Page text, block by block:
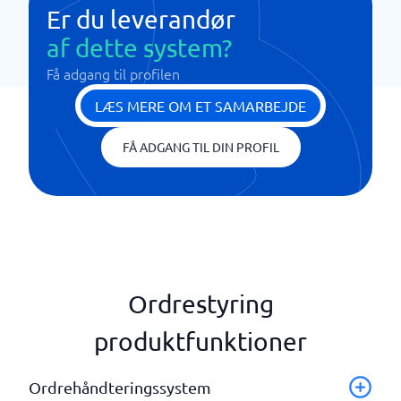
Er du leverandør
af dette system?
Få adgang til profilen
LÆS MERE OM ET SAMARBEJDE
FÅ ADGANG TIL DIN PROFIL
Ordrestyring
produktfunktioner
Ordrehåndteringssystem